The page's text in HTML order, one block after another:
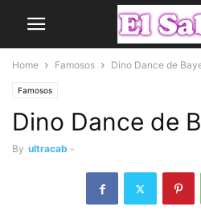
Home Famosos Dino Dance de
Famosos
Dino Dance de
By ultracab -